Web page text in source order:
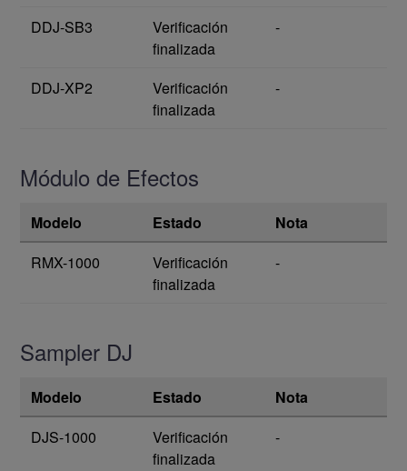
DDJ-SB3
Verificación
finalizada
-
DDJ-XP2
Verificación
finalizada
-
Módulo de Efectos
Modelo Estado
Nota
RMX-1000
Verificación
finalizada
-
Sampler DJ
Modelo Estado
Nota
DJS-1000
Verificación
finalizada
-